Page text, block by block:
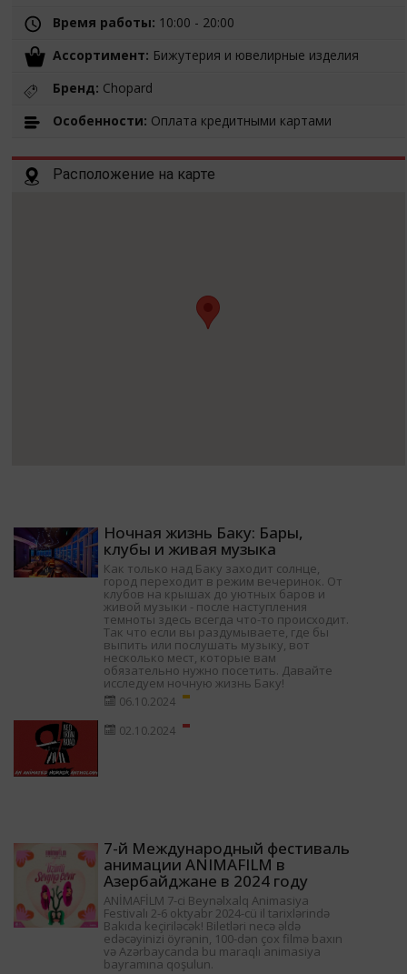
Время работы: 10:00 - 20:00
Ассортимент: Бижутерия и ювелирные изделия
Бренд: Chopard
Особенности: Оплата кредитными картами
Расположение на карте
Ночная жизнь Баку: Бары,
клубы и живая музыка
Как только над Баку заходит солнце,
город переходит в режим вечеринок. От
клубов на крышах до уютных баров и
живой музыки - после наступления
темноты здесь всегда что-то происходит.
Так что если вы раздумываете, где бы
выпить или послушать музыку, вот
несколько мест, которые вам
обязательно нужно посетить. Давайте
исследуем ночную жизнь Баку!
06.10.2024
02.10.2024
7-й Международный фестиваль
анимации ANIMAFILM в
Азербайджане в 2024 году
ANİMAFİLM 7-ci Beynəlxalq Animasiya
Festivalı 2-6 oktyabr 2024-cü il tarixlərində
Bakıda keçiriləcək! Biletləri necə əldə
edəcəyinizi öyrənin, 100-dən çox filmə baxın
və Azərbaycanda bu maraqlı animasiya
bayramına qoşulun.